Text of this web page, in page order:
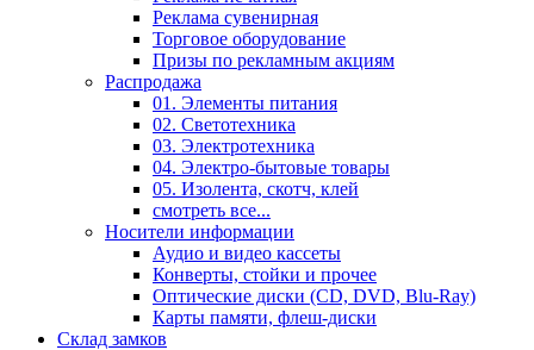
Реклама сувенирная
Торговое оборудование
Призы по рекламным акциям
Распродажа
01. Элементы питания
02. Светотехника
03. Электротехника
04. Электро-бытовые товары
05. Изолента, скотч, клей
смотреть все...
Носители информации
Аудио и видео кассеты
Конверты, стойки и прочее
Оптические диски (CD, DVD, Blu-Ray)
Карты памяти, флеш-диски
Склад замков